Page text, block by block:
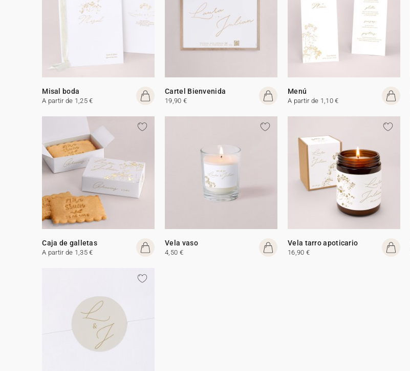
Misal boda
A partir de 1,25 €
Cartel Bienvenida
19,90 €
Menú
A partir de 1,10 €
Caja de galletas
A partir de 1,35 €
Vela vaso
4,50 €
Vela tarro apoticario
16,90 €